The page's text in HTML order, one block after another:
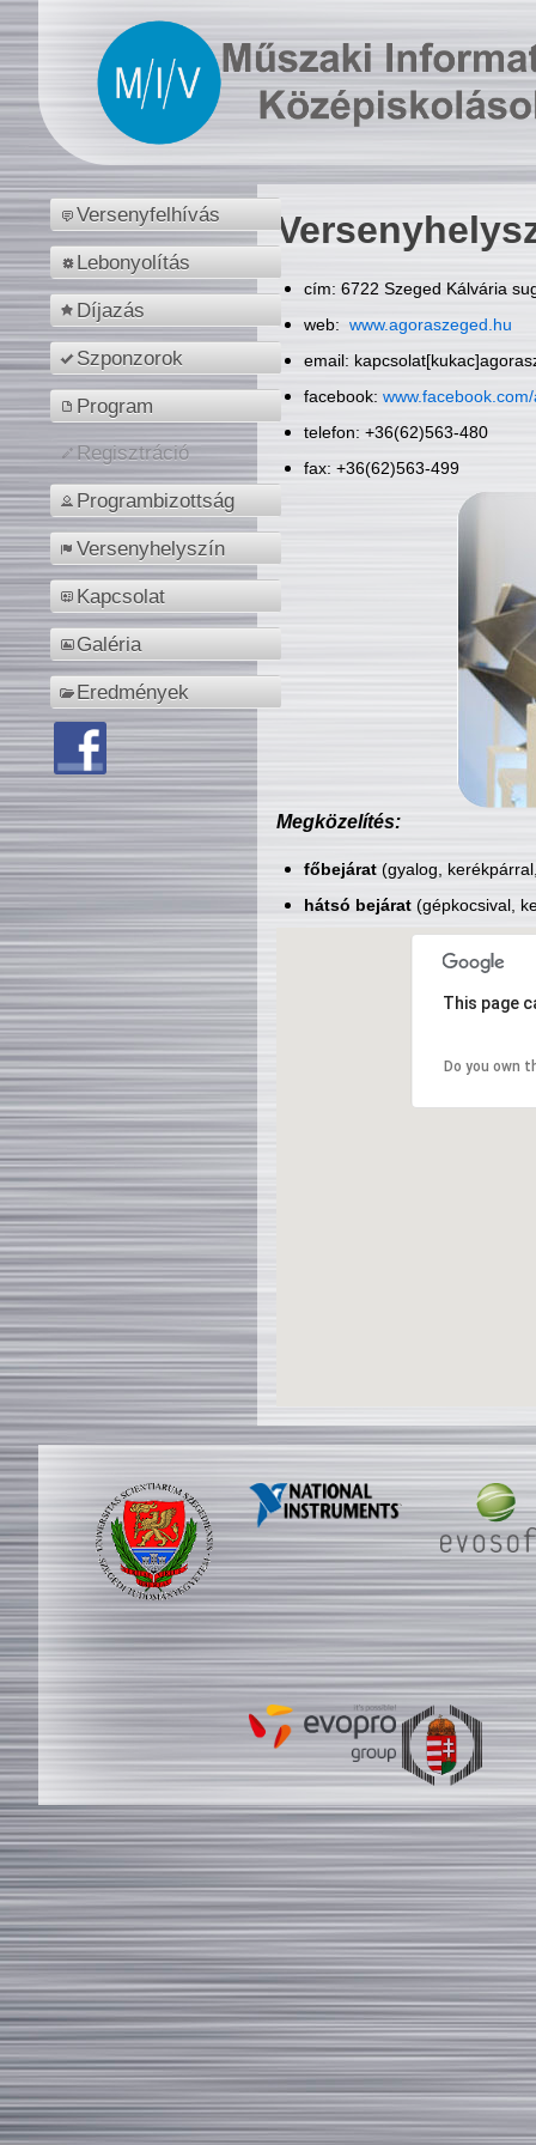
Versenyfelhívás
Lebonyolítás
Díjazás
Szponzorok
Program
Regisztráció
Programbizottság
Versenyhelyszín
Kapcsolat
Galéria
Eredmények
cím: 6722 Szeged Kálvária
web: www.agoraszeged.hu
email:
facebook:
telefon: +36(62)563-480
fax: +36(62)563-499
Megközelítés:
főbejárat(gyalog,
hátsó bejárat(gépkocsival,
This page
Do you own